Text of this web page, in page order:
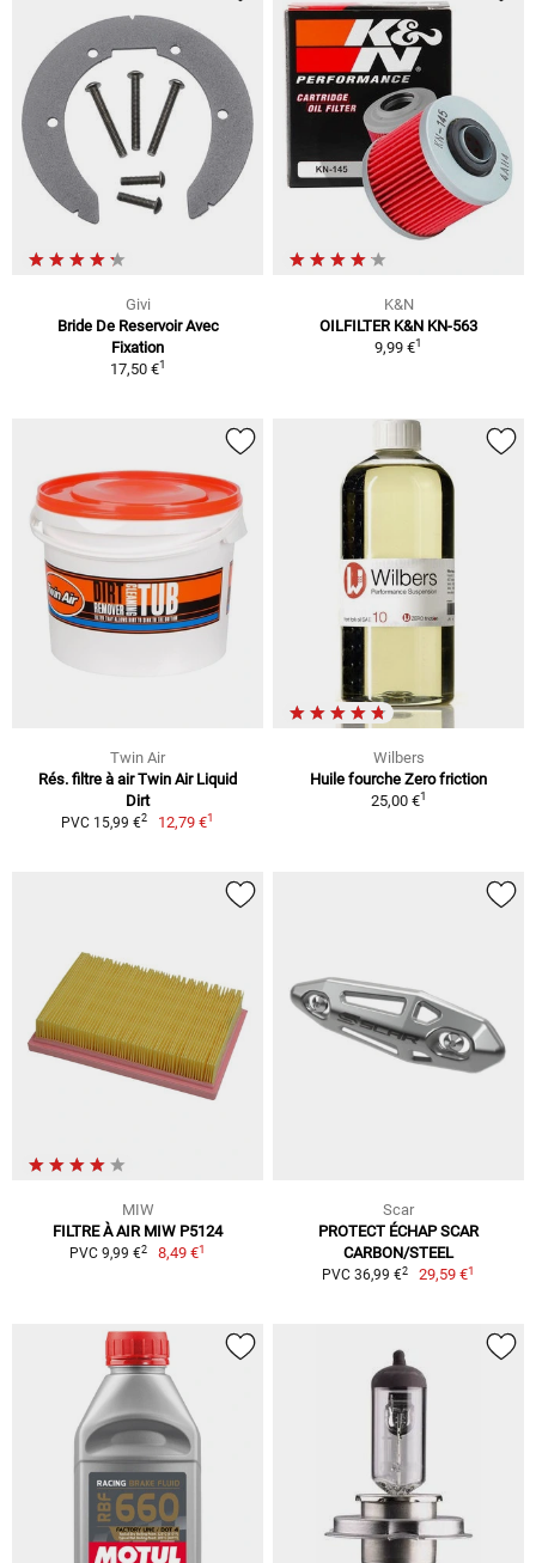
Givi
Bride De Reservoir Avec
Fixation
17,50 €1
K&N
OILFILTER K&N KN-563
9,99 €1
Twin Air
Rés. filtre à air Twin Air Liquid
Dirt
PVC 15,99 €2 12,79 €1
Wilbers
Huile fourche Zero friction
25,00 €1
MIW
FILTRE À AIR MIW P5124
PVC 9,99 €2 8,49 €1
Scar
PROTECT ÉCHAP SCAR
CARBON/STEEL
PVC 36,99 €2 29,59 €1